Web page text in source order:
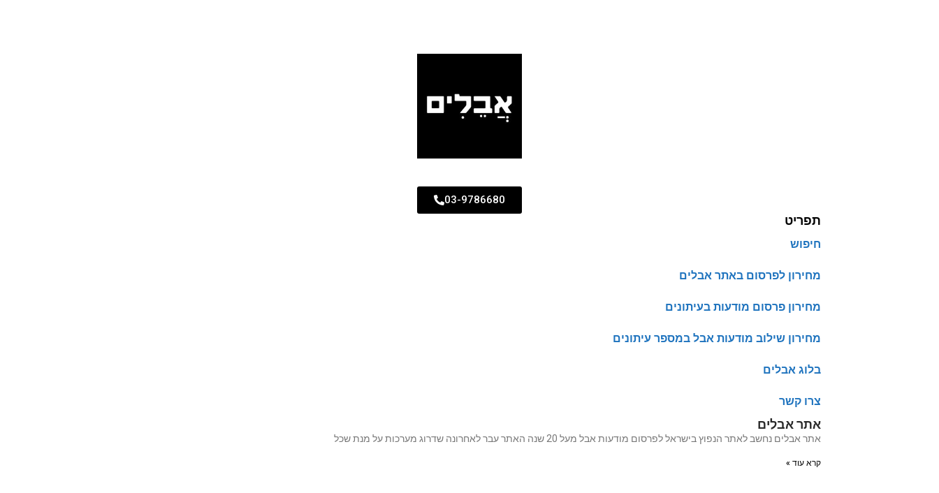
03-9786680
תפריט
חיפוש
מחירון לפרסום באתר אבלים
מחירון פרסום מודעות בעיתונים
מחירון שילוב מודעות אבל במספר עיתונים
בלוג אבלים
צרו קשר
אתר אבלים
אתר אבלים נחשב לאתר הנפוץ בישראל לפרסום מודעות אבל מעל 20 שנה האתר עבר לאחרונה שדרוג מערכות על מנת שכל
קרא עוד »